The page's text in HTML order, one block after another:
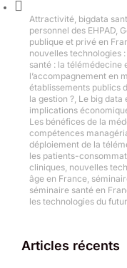
Attractivité, bigdata
personnel des EHPAD,
publique et privé en
nouvelles technologies
santé : la télémédecine
l’accompagnement en
établissements publics
la gestion ?, Le big data
implications
Les bénéfices de la
compétences
déploiement de la
les patients-
cliniques, nouvelles
âge en France,
séminaire santé en
les technologies du
Articles récents